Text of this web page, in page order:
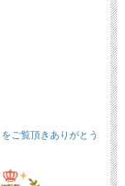
ご覧頂きありがとう